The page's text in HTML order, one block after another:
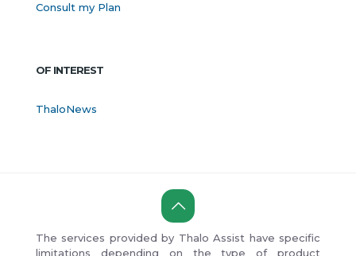
Consult my Plan
OF INTEREST
ThaloNews
The services provided by Thalo Assist have specific
limitations depending on the type of product